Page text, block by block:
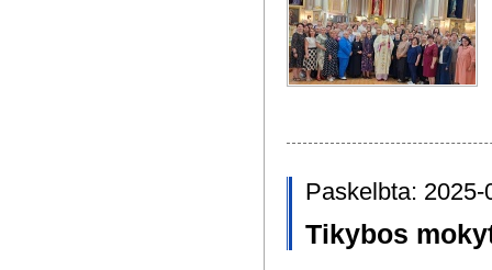
Paskelbta: 2025-
Tikybos